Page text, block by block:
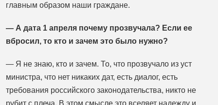
главным образом наши граждане.
— А дата 1 апреля почему прозвучала? Если ее
вбросил, то кто и зачем это было нужно?
— Я не знаю, кто и зачем. То, что прозвучало из уст
министра, что нет никаких дат, есть диалог, есть
требования российского законодательства, никто не